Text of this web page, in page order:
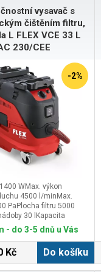
vysavač s
čištěním filtru,
L FLEX VCE 33 L
230/CEE
-2%
WMax. výkon
4500 l/minMax.
PaPlocha filtru 5000
30 lKapacita
17 lZásuvka na
WRozměry (d x š x v)
kg
- do 3-5 dnů u Vás
Kč Do košíku